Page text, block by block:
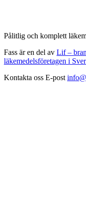
Pålitlig och komplett
Fass är en del av Lif –
läkemedelsföretagen i
Kontakta oss E-post